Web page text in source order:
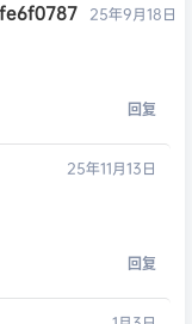
25年9月18日
回复
25年11月13日
回复